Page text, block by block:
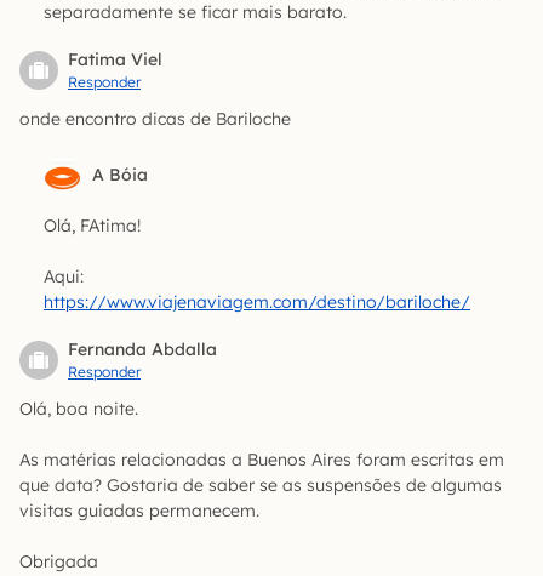
separadamente se ficar mais barato.
Fatima Viel
Responder
onde encontro dicas de Bariloche
A Bóia
Olá, FAtima!
Aqui:
https://www.viajenaviagem.com/destino/bariloche/
Fernanda Abdalla
Responder
Olá, boa noite.
As matérias relacionadas a Buenos Aires foram escritas em
que data? Gostaria de saber se as suspensões de algumas
visitas guiadas permanecem.
Obrigada